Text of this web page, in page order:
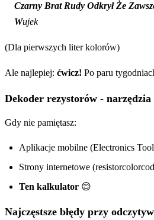
Czarny Brat Rudy Odkrył Że
Wujek
(Dla pierwszych liter kolorów)
Ale najlepiej: ćwicz! Po paru
Dekoder rezystorów - narzędzia
Gdy nie pamiętasz:
Aplikacje mobilne (Electronics
Strony internetowe
Ten kalkulator 😊
Najczęstsze błędy przy